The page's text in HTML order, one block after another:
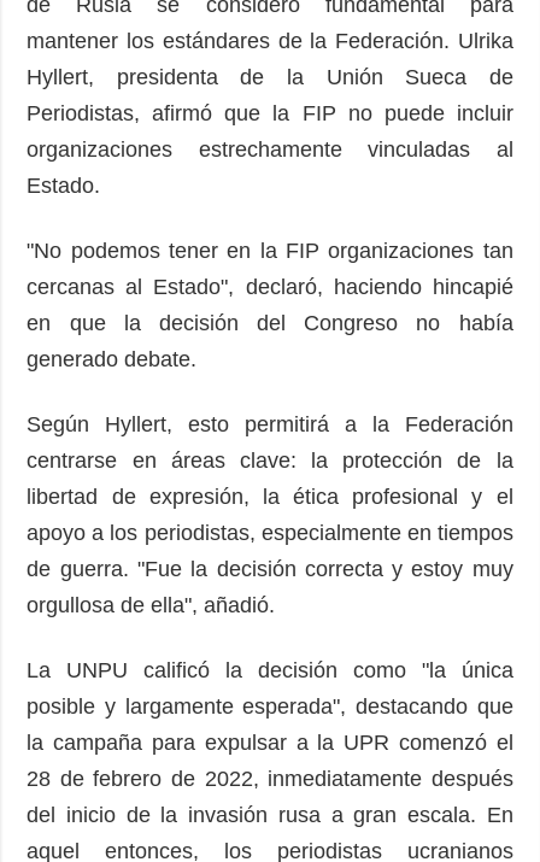
mantener los estándares de la Federación. Ulrika
Hyllert, presidenta de la Unión Sueca de
Periodistas, afirmó que la FIP no puede incluir
organizaciones estrechamente vinculadas al
Estado.
"No podemos tener en la FIP organizaciones tan
cercanas al Estado", declaró, haciendo hincapié
en que la decisión del Congreso no había
generado debate.
Según Hyllert, esto permitirá a la Federación
centrarse en áreas clave: la protección de la
libertad de expresión, la ética profesional y el
apoyo a los periodistas, especialmente en tiempos
de guerra. "Fue la decisión correcta y estoy muy
orgullosa de ella", añadió.
La UNPU calificó la decisión como "la única
posible y largamente esperada", destacando que
la campaña para expulsar a la UPR comenzó el
28 de febrero de 2022, inmediatamente después
del inicio de la invasión rusa a gran escala. En
aquel entonces, los periodistas ucranianos